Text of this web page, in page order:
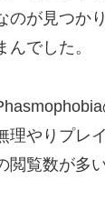
のが見つか
でした。
理やりプレ
閲覧数が多